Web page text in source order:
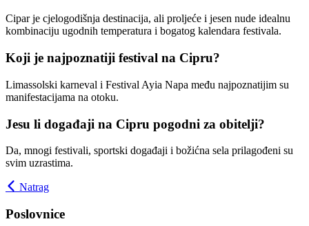
Cipar je cjelogodišnja destinacija, ali proljeće i jesen nude idealnu
kombinaciju ugodnih temperatura i bogatog kalendara festivala.
Koji je najpoznatiji festival na Cipru?
Limassolski karneval i Festival Ayia Napa među najpoznatijim su
manifestacijama na otoku.
Jesu li događaji na Cipru pogodni za obitelji?
Da, mnogi festivali, sportski događaji i božićna sela prilagođeni su
svim uzrastima.
Natrag
Poslovnice